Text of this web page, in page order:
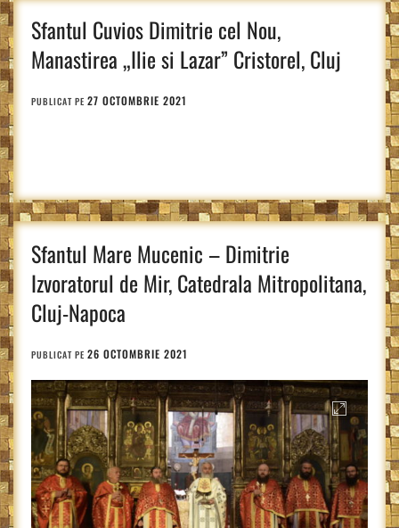
Sfantul Cuvios Dimitrie cel Nou,
Manastirea „Ilie si Lazar” Cristorel, Cluj
PUBLICAT PE 27 OCTOMBRIE 2021
Sfantul Mare Mucenic – Dimitrie
Izvoratorul de Mir, Catedrala Mitropolitana,
Cluj-Napoca
PUBLICAT PE 26 OCTOMBRIE 2021